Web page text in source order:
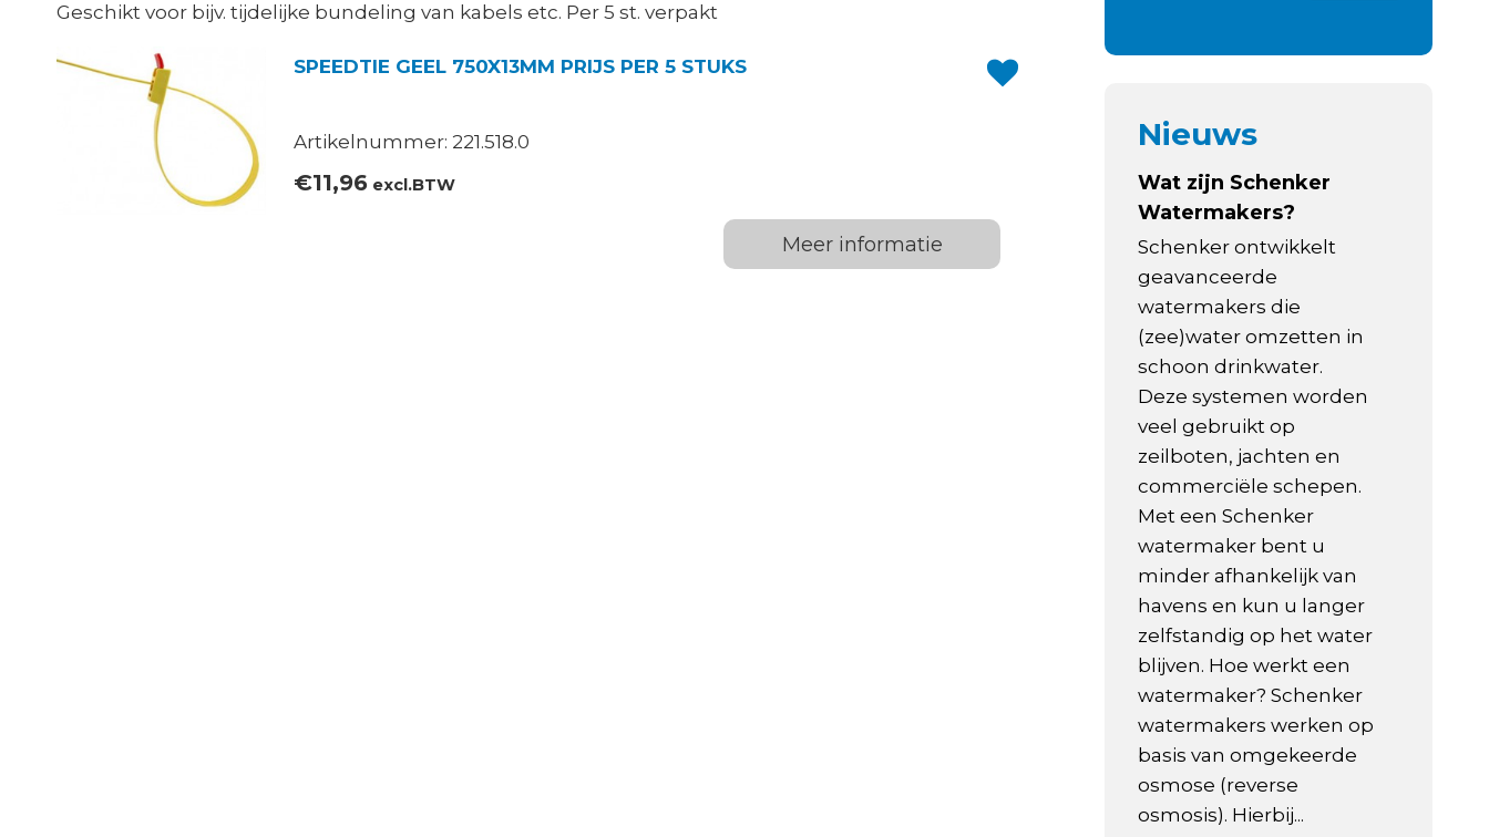
Geschikt voor bijv. tijdelijke bundeling van kabels etc. Per 5 st. verpakt
SPEEDTIE GEEL 750X13MM PRIJS PER 5 STUKS
Artikelnummer: 221.518.0
€11,96excl.BTW
Meer informatie
Nieuws
Wat zijn Schenker
Watermakers?
Schenker ontwikkelt
geavanceerde
watermakers die
(zee)water omzetten in
schoon drinkwater.
Deze systemen worden
veel gebruikt op
zeilboten, jachten en
commerciële schepen.
Met een Schenker
watermaker bent u
minder afhankelijk van
havens en kun u langer
zelfstandig op het water
blijven. Hoe werkt een
watermaker? Schenker
watermakers werken op
basis van omgekeerde
osmose (reverse
osmosis). Hierbij...